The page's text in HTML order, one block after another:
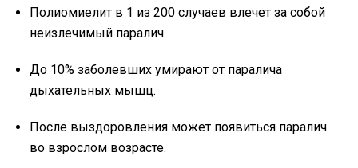
Полиомиелит в 1 из 200 случаев влечет за собой
неизлечимый паралич.
До 10% заболевших умирают от паралича
дыхательных мышц.
После выздоровления может появиться паралич
во взрослом возрасте.